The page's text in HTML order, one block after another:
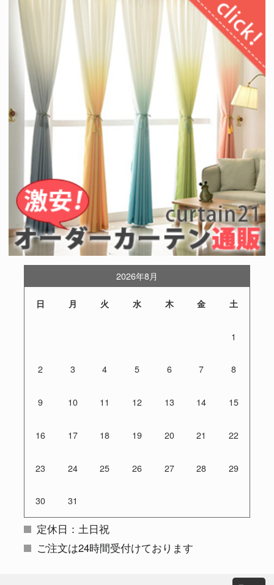
2026年8月
日 月 火 水 木 金 土
1
2 3 4 5 6 7 8
9 10 11 12 13 14 15
16 17 18 19 20 21 22
23 24 25 26 27 28 29
30 31
定休日：土日祝
ご注文は24時間受付けております